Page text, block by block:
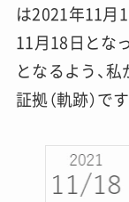
は2021年11月
11月18日とな
となるよう、
証拠（軌跡）です